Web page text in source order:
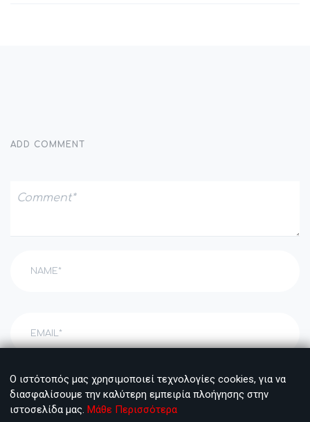
ADD COMMENT
Ο ιστότοπός μας χρησιμοποιεί τεχνολογίες cookies, για να
διασφαλίσουμε την καλύτερη εμπειρία πλοήγησης στην
ιστοσελίδα μας.Μάθε Περισσότερα